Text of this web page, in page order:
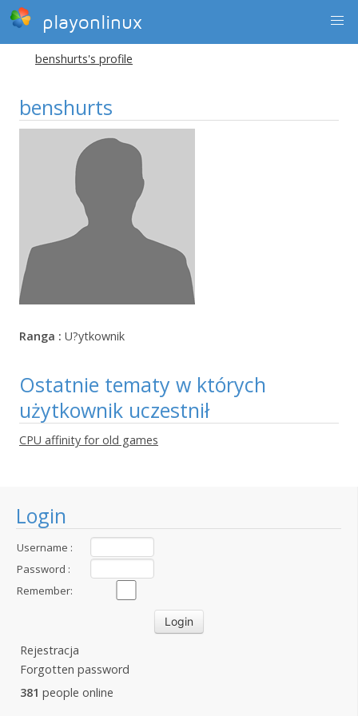
playonlinux
Login
Username :
Password :
Remember:
Rejestracja
Forgotten password
381 people online
benshurts's profile
benshurts
Ranga : U?ytkownik
Ostatnie tematy w których
użytkownik uczestnił
CPU affinity for old games